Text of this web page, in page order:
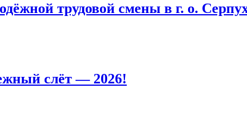
трудовой смены в г. о.
слёт — 2026!